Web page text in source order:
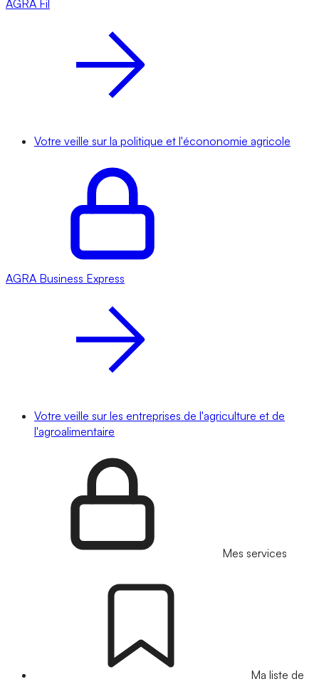
AGRA Fil
Votre veille sur la politique et l'écononomie agricole
AGRA Business Express
Votre veille sur les entreprises de l'agriculture et de
l'agroalimentaire
Mes services
Ma liste de